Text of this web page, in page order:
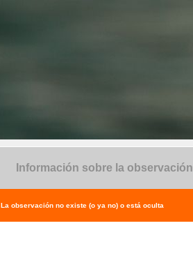
Información sobre la observación
La observación no existe (o ya no) o está oculta